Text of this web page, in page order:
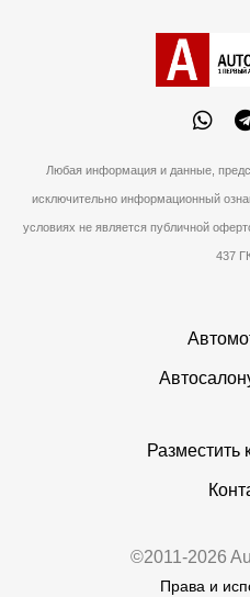
Любая информация и данные,
исключительно информационный
условиях не является публичной
437
©2011-2026
Права и